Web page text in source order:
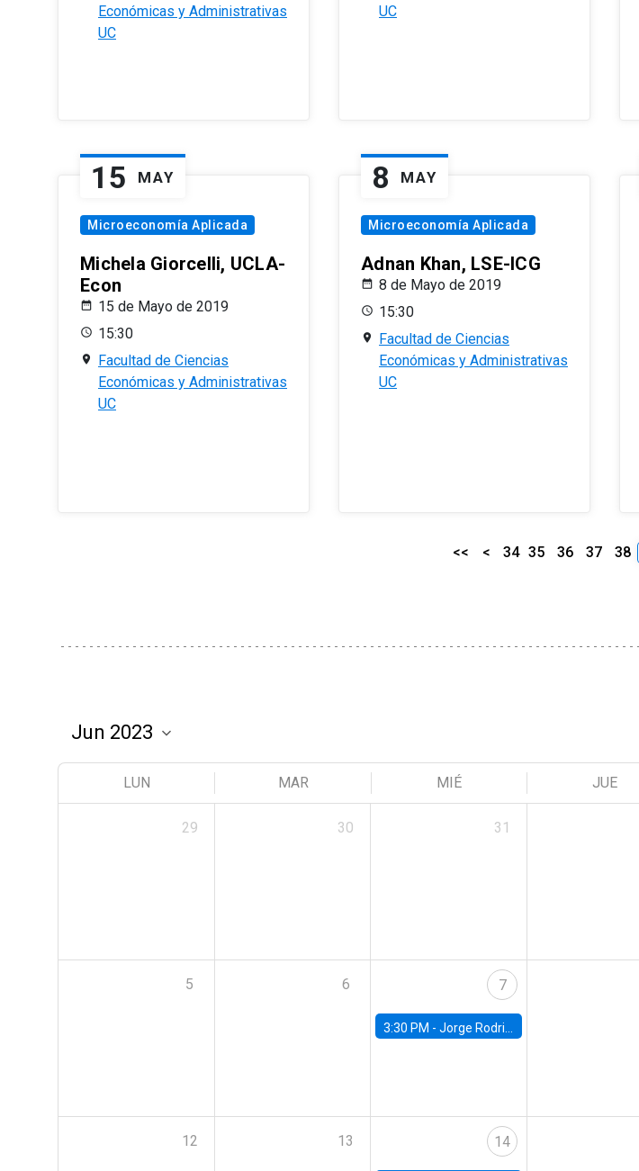
Económicas y Administrativas
UC
UC
15 MAY
Microeconomía Aplicada
Michela Giorcelli, UCLA-
Econ
15 de Mayo de 2019
15:30
Facultad de Ciencias
Económicas y Administrativas
UC
8 MAY
Microeconomía Aplicada
Adnan Khan, LSE-ICG
8 de Mayo de 2019
15:30
Facultad de Ciencias
Económicas y Administrativas
UC
<< < 34 35 36 37 38
LUN MAR MIÉ JUE
29 30 31
5 6 7
3:30 PM -Jorge Rodriguez, Universidad de Los Andes
12 13 14